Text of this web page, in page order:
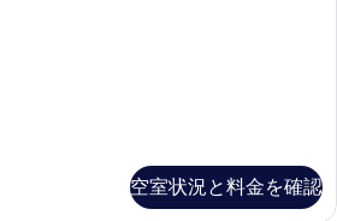
空室状況と料金を確認